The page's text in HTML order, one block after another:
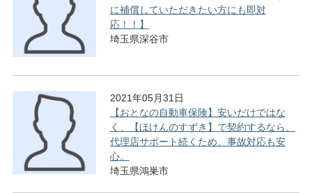
に補償していただきたい方にも即対
応！！】
埼玉県深谷市
2021年05月31日
【おとなの自動車保険】安いだけではな
く、【ほけんのすずき】で契約するなら、
代理店サポート続くため、事故対応も安
心。
埼玉県鴻巣市